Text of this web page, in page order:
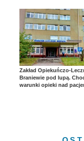
Zakład Opiekuńczo-
Braniewie pod lupą.
warunki opieki nad